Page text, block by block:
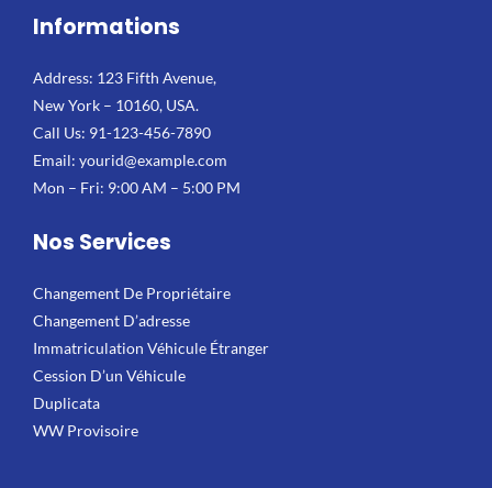
Informations
Address: 123 Fifth Avenue,
New York – 10160, USA.
Call Us: 91-123-456-7890
Email: yourid@example.com
Mon – Fri: 9:00 AM – 5:00 PM
Nos Services
Changement De Propriétaire
Changement D’adresse
Immatriculation Véhicule Étranger
Cession D’un Véhicule
Duplicata
WW Provisoire